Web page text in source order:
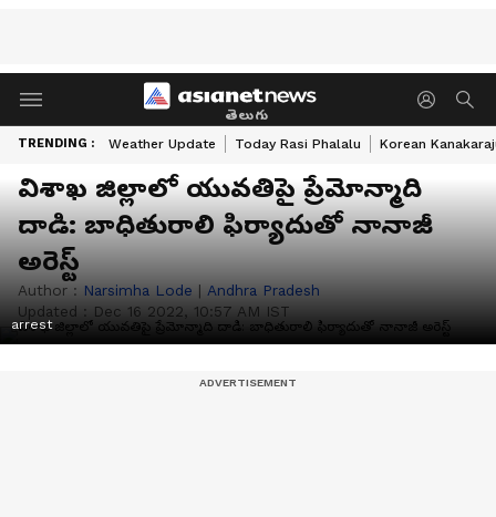
తెలుగు
TRENDING : Weather Update Today Rasi Phalalu Korean
విశాఖ జిల్లాలో యువతిపై ప్రేమోన్మాది
దాడి: బాధితురాలి ఫిర్యాదుతో నానాజీ
అరెస్ట్
Author : Narsimha Lode | Andhra Pradesh
Updated : Dec 16 2022, 10:57 AM IST
arrest